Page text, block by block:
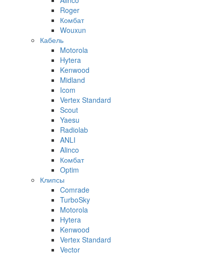
Roger
Комбат
Wouxun
Кабель
Motorola
Hytera
Kenwood
Midland
Icom
Vertex Standard
Scout
Yaesu
Radiolab
ANLI
Alinco
Комбат
Optim
Клипсы
Comrade
TurboSky
Motorola
Hytera
Kenwood
Vertex Standard
Vector